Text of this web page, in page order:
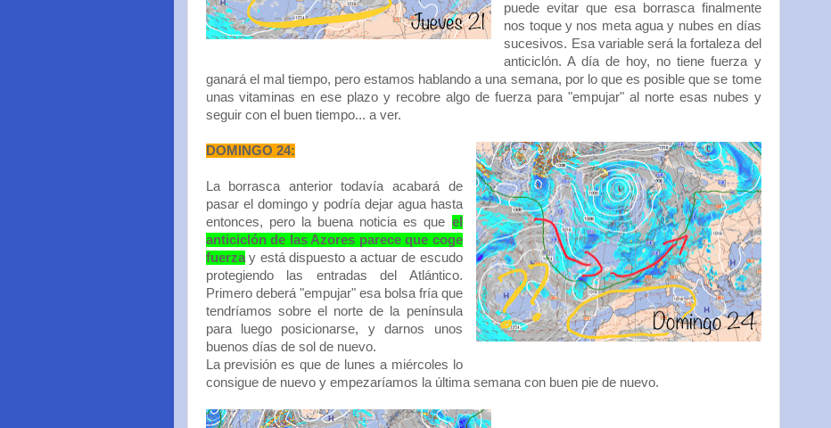
puede evitar que esa borrasca finalmente
nos toque y nos meta agua y nubes en días
sucesivos. Esa variable será la fortaleza del
anticiclón. A día de hoy, no tiene fuerza y
ganará el mal tiempo, pero estamos hablando a una semana, por lo que es posible que se tome
unas vitaminas en ese plazo y recobre algo de fuerza para "empujar" al norte esas nubes y
seguir con el buen tiempo... a ver.
DOMINGO 24:
La borrasca anterior todavía acabará de
pasar el domingo y podría dejar agua hasta
entonces, pero la buena noticia es que el
anticiclón de las Azores parece que coge
fuerzay está dispuesto a actuar de escudo
protegiendo las entradas del Atlántico.
Primero deberá "empujar" esa bolsa fría que
tendríamos sobre el norte de la península
para luego posicionarse, y darnos unos
buenos días de sol de nuevo.
La previsión es que de lunes a miércoles lo
consigue de nuevo y empezaríamos la última semana con buen pie de nuevo.